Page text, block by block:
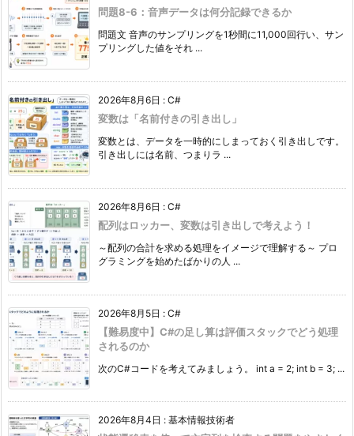
問題8-6：音声データは何分記録できるか
問題文 音声のサンプリングを1秒間に11,000回行い、サン
プリングした値をそれ ...
2026年8月6日 : C#
変数は「名前付きの引き出し」
変数とは、データを一時的にしまっておく引き出しです。
引き出しには名前、つまりラ ...
2026年8月6日 : C#
配列はロッカー、変数は引き出しで考えよう！
～配列の合計を求める処理をイメージで理解する～ プロ
グラミングを始めたばかりの人 ...
2026年8月5日 : C#
【難易度中】C#の足し算は評価スタックでどう処理
されるのか
次のC#コードを考えてみましょう。 int a = 2; int b = 3; ...
2026年8月4日 : 基本情報技術者